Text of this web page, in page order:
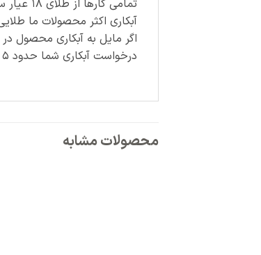
تمامی کارها از طلای ۱۸ عیار ساخته شده اند.
آبکاری اکثر محصولات ما
اگر مایل به آبکاری محصول
درخواست آبکاری شما حدود ۵ الی ۷ روز کاری زمان می برد و هزینه آن جداگانه محاسبه می شود.
محصولات مشابه